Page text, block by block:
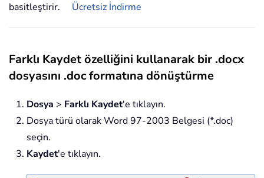
basitleştirir.
Ücretsiz İndirme
Farklı Kaydet özelliğini kullanarak bir .docx
dosyasını .doc formatına dönüştürme
Dosya > Farklı Kaydet'e tıklayın.
Dosya türü olarak Word 97-2003 Belgesi (*.doc)
seçin.
Kaydet'e tıklayın.